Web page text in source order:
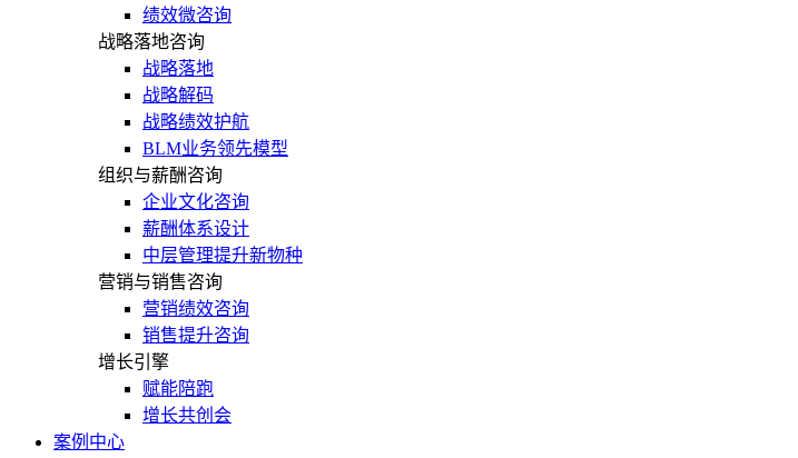
绩效微咨询
战略落地咨询
战略落地
战略解码
战略绩效护航
BLM业务领先模型
组织与薪酬咨询
企业文化咨询
薪酬体系设计
中层管理提升新物种
营销与销售咨询
营销绩效咨询
销售提升咨询
增长引擎
赋能陪跑
增长共创会
案例中心